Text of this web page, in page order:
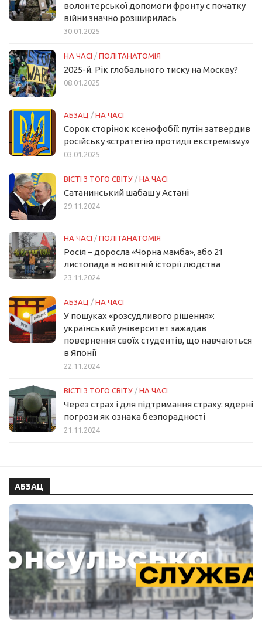
волонтерської допомоги фронту с початку
війни значно розширилась
30.01.2025
НА ЧАСІ / ПОЛІТАНАТОМІЯ
2025-й. Рік глобального тиску на Москву?
08.01.2025
АБЗАЦ / НА ЧАСІ
Сорок сторінок ксенофобії: путін затвердив
російську «стратегію протидії екстремізму»
03.01.2025
ВІСТІ З ТОГО СВІТУ / НА ЧАСІ
Сатанинський шабаш у Астані
29.11.2024
НА ЧАСІ / ПОЛІТАНАТОМІЯ
Росія – доросла «Чорна мамба», або 21
листопада в новітній історії людства
23.11.2024
АБЗАЦ / НА ЧАСІ
У пошуках «розсудливого рішення»:
український університет зажадав
повернення своїх студентів, що навчаються
в Японії
22.11.2024
ВІСТІ З ТОГО СВІТУ / НА ЧАСІ
Через страх і для підтримання страху: ядерні
погрози як ознака безпорадності
21.11.2024
АБЗАЦ